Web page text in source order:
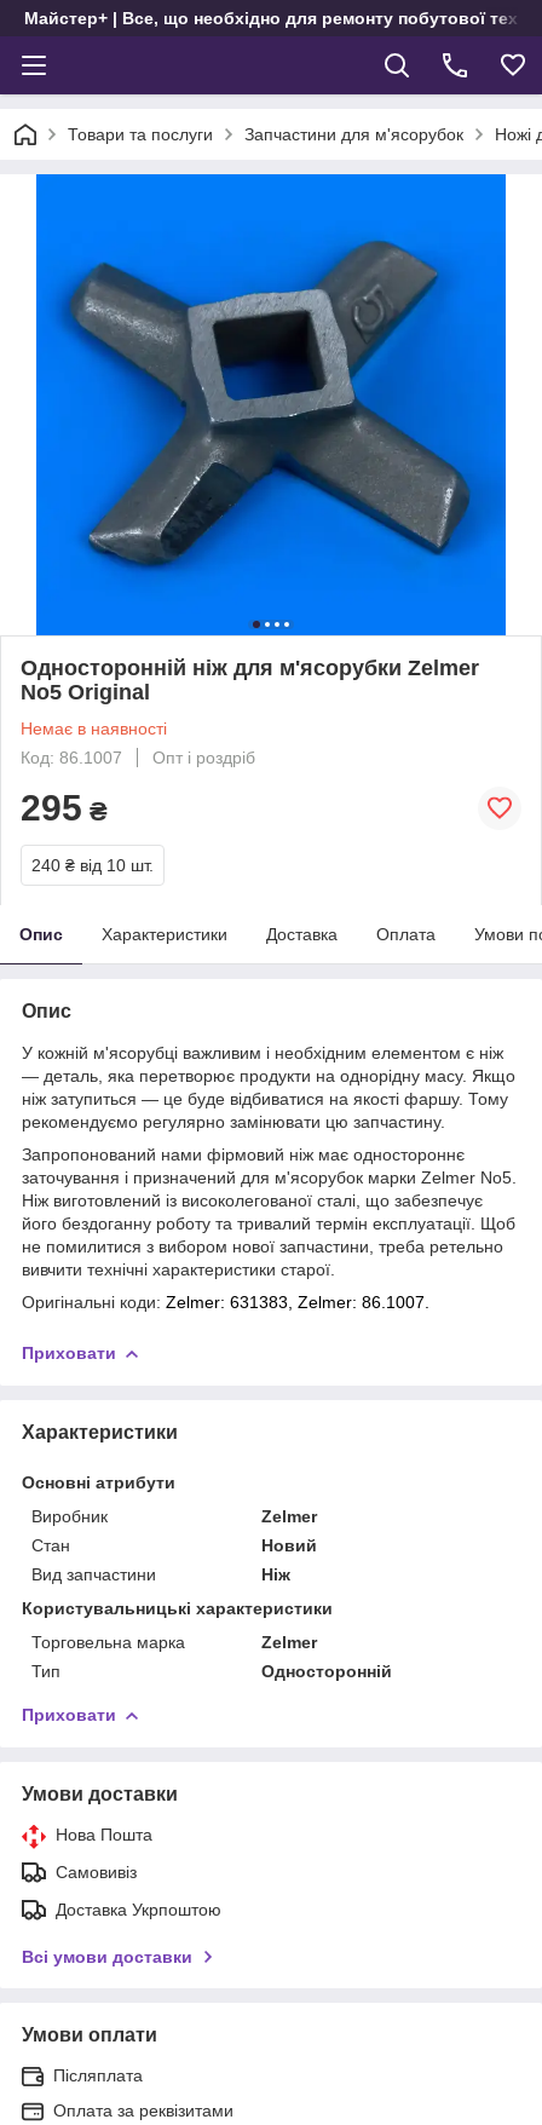
Майстер+ | Все, що необхідно для ремонту побутової
Товари та послуги Запчастини для м'ясорубок Ножі
Односторонній ніж для м'ясорубки Zelmer
No5 Original
Немає в наявності
Код: 86.1007
Опт і роздріб
295 ₴
240 ₴ від 10 шт.
Опис Характеристики Доставка Оплата Умови
Опис
У кожній м'ясорубці важливим і необхідним елементом є ніж
— деталь, яка перетворює продукти на однорідну масу. Якщо
ніж затупиться — це буде відбиватися на якості фаршу. Тому
рекомендуємо регулярно замінювати цю запчастину.
Запропонований нами фірмовий ніж має одностороннє
заточування і призначений для м'ясорубок марки Zelmer No5.
Ніж виготовлений із високолегованої сталі, що забезпечує
його бездоганну роботу та тривалий термін експлуатації. Щоб
не помилитися з вибором нової запчастини, треба ретельно
вивчити технічні характеристики старої.
Оригінальні коди: Zelmer: 631383, Zelmer: 86.1007.
Приховати
Характеристики
Основні атрибути
Виробник
Zelmer
Стан
Новий
Вид запчастини
Ніж
Користувальницькі характеристики
Торговельна марка
Zelmer
Тип
Односторонній
Приховати
Умови доставки
Нова Пошта
Самовивіз
Доставка Укрпоштою
Всі умови доставки
Умови оплати
Післяплата
Оплата за реквізитами